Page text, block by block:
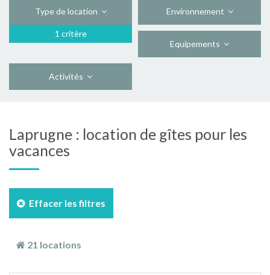
Type de location
1 critère
Environnement
Equipements
Activités
Laprugne : location de gîtes pour les
vacances
Effacer les filtres
21 locations